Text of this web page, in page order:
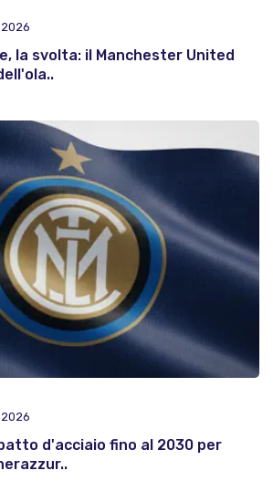
la svolta: il Manchester United
d'acciaio fino al 2030 per